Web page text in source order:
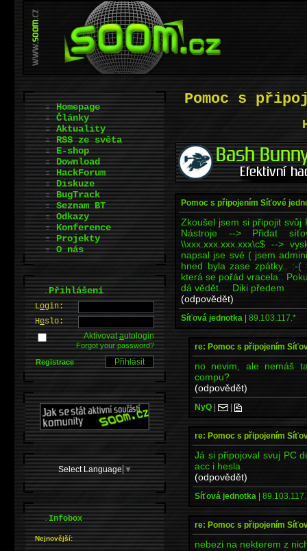
Pomoc s
Pomoc s připojením Síťové
Zkoušel jsem si připojit svůj
Nástroje --> Přidat
\\xxx.xxx.xxx.xxx\c$ -->
napsal jse své ( jsem
hned byla zase zpátky.. :-
která se pořád vracela..
dá vědět.... Diki předem
(odpovědět)
Síťová jednotka | 89.103.117.*
re: Pomoc s připojením
no nevim, ale nemáš
compu?
(odpovědět)
NyQ | |
re: Pomoc s připojením
Já si připojoval svuj PC
acc i hesla
(odpovědět)
Síťová jednotka |
re: Pomoc s připojením
nebezi na nekterem z
Homepage
Články
Aktuality
RSS ze světa
E-shop
Download
HackForum
Diskuze
BugTrack
Seznam BT
Odkazy
Konference
Projekty
O nás
.Přihlášení
Login:
Heslo:
Aktivovatautologin
Forgot your password?
Registrace
Select Language ▼
.Infobox
Nejnovější: